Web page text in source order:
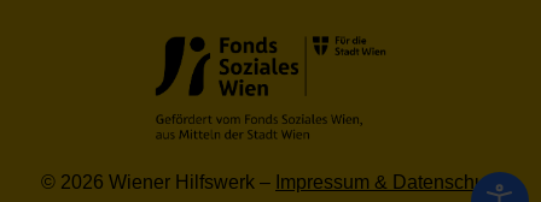
© 2026 Wiener Hilfswerk – Impressum & Datenschutz